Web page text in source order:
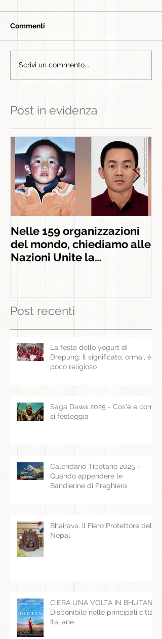
Commenti
Scrivi un commento...
Post in evidenza
Nelle 159 organizzazioni
del mondo, chiediamo alle
Nazioni Unite la
Post recenti
La festa dello yogurt di
Drepung: Il significato, ormai, è
poco religioso
Saga Dawa 2025 - Cos'è e come
si festeggia
Calendario Tibetano 2025 -
Quando appendere le
Bandierine di Preghiera
Bhairava: Il Fiero Protettore del
Nepal
C'ERA UNA VOLTA IN BHUTAN -
Disponibile nelle principali città
Italiane